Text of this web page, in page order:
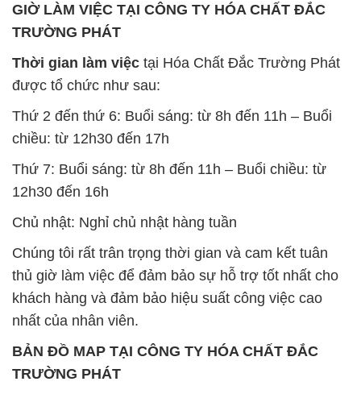
GIỜ LÀM VIỆC TẠI CÔNG TY HÓA CHẤT ĐẮC
TRƯỜNG PHÁT
Thời gian làm việc tại Hóa Chất Đắc Trường Phát
được tổ chức như sau:
Thứ 2 đến thứ 6: Buổi sáng: từ 8h đến 11h – Buổi
chiều: từ 12h30 đến 17h
Thứ 7: Buổi sáng: từ 8h đến 11h – Buổi chiều: từ
12h30 đến 16h
Chủ nhật: Nghỉ chủ nhật hàng tuần
Chúng tôi rất trân trọng thời gian và cam kết tuân
thủ giờ làm việc để đảm bảo sự hỗ trợ tốt nhất cho
khách hàng và đảm bảo hiệu suất công việc cao
nhất của nhân viên.
BẢN ĐỒ MAP TẠI CÔNG TY HÓA CHẤT ĐẮC
TRƯỜNG PHÁT